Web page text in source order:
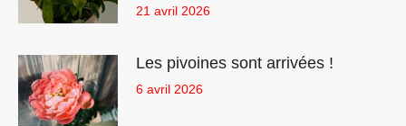
21 avril 2026
Les pivoines sont arrivées !
6 avril 2026